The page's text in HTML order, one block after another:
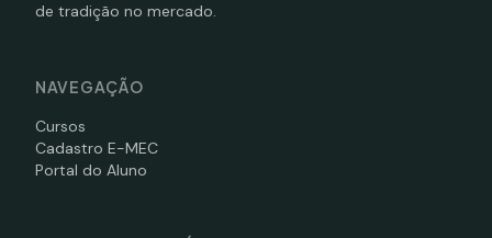
de tradição no mercado.
NAVEGAÇÃO
Cursos
Cadastro E-MEC
Portal do Aluno